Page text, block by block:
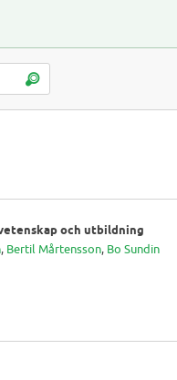
och utbildning
, Bertil Mårtensson, Bo Sundin